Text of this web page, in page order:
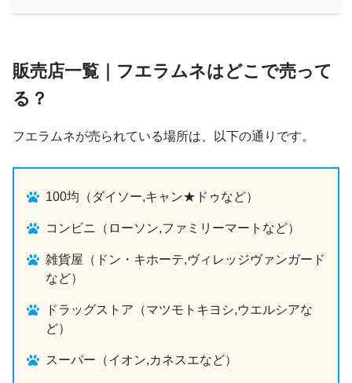
販売店一覧｜フエラムネはどこで売って
る？
フエラムネが売られている場所は、以下の通りです。
100均（ダイソー,キャン★ドゥなど）
コンビニ（ローソン,ファミリーマートなど）
雑貨屋（ドン・キホーテ,ヴィレッジヴァンガード
など）
ドラッグストア（マツモトキヨシ,ウエルシアな
ど）
スーパー（イオン,カネスエなど）